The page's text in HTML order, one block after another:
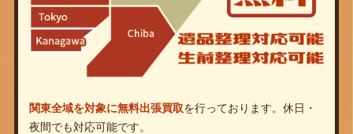
関東全域を対象に無料出張買取を行っております。休日・
夜間でも対応可能です。